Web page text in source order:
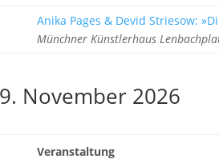
Anika Pages & Devid Striesow:
Münchner Künstlerhaus
November 2026
Veranstaltung